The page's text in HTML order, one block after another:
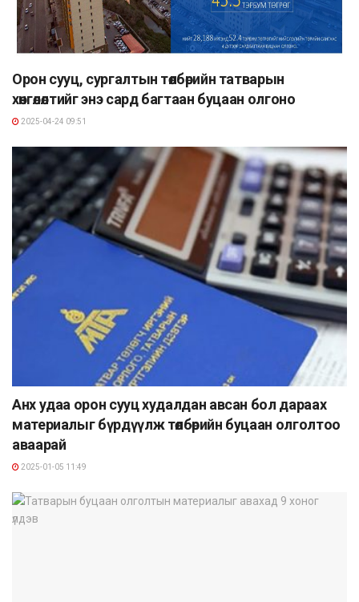
Орон сууц, сургалтын төлбөрийн татварын
хөнгөлөлтийг энэ сард багтаан буцаан олгоно
2025-04-24 09:51
Анх удаа орон сууц худалдан авсан бол дараах
материалыг бүрдүүлж төлбөрийн буцаан олголтоо
аваарай
2025-01-05 11:49